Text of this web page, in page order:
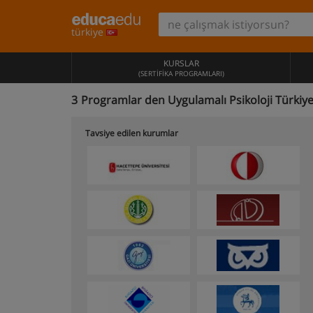
türkiye
KURSLAR
(SERTIFIKA PROGRAMLARI)
3 Programlar den Uygulamalı Psikoloji
Tavsiye edilen kurumlar